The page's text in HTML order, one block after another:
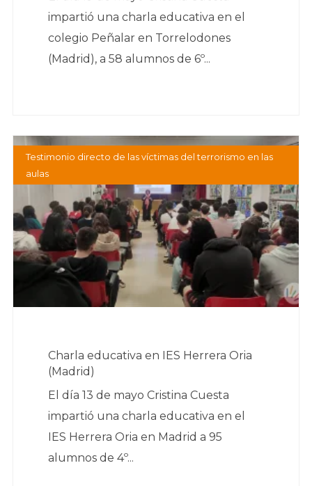
impartió una charla educativa en el
colegio Peñalar en Torrelodones
(Madrid), a 58 alumnos de 6º...
Testimonio directo de las víctimas del terrorismo en las
aulas
Charla educativa en IES Herrera Oria
(Madrid)
El día 13 de mayo Cristina Cuesta
impartió una charla educativa en el
IES Herrera Oria en Madrid a 95
alumnos de 4º...